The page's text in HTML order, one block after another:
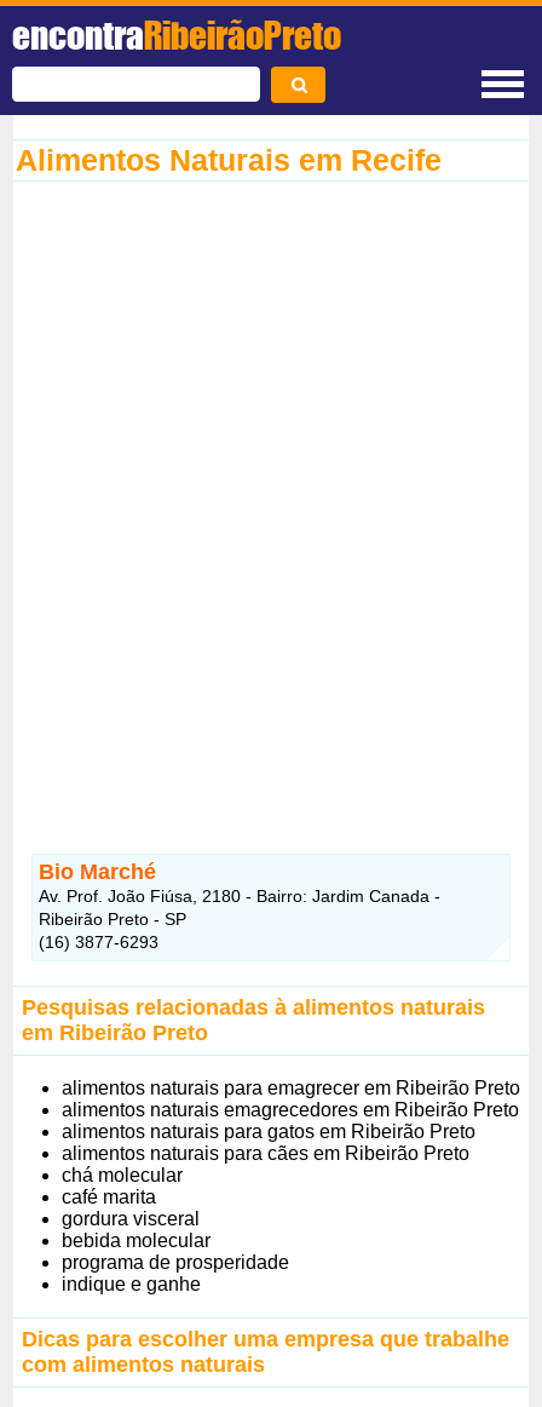
encontraRibeirãoPreto
Alimentos Naturais em Recife
Bio Marché
Av. Prof. João Fiúsa, 2180 - Bairro: Jardim Canada -
Ribeirão Preto - SP
(16) 3877-6293
Pesquisas relacionadas à alimentos naturais
em Ribeirão Preto
alimentos naturais para emagrecer em Ribeirão Preto
alimentos naturais emagrecedores em Ribeirão Preto
alimentos naturais para gatos em Ribeirão Preto
alimentos naturais para cães em Ribeirão Preto
chá molecular
café marita
gordura visceral
bebida molecular
programa de prosperidade
indique e ganhe
Dicas para escolher uma empresa que trabalhe
com alimentos naturais